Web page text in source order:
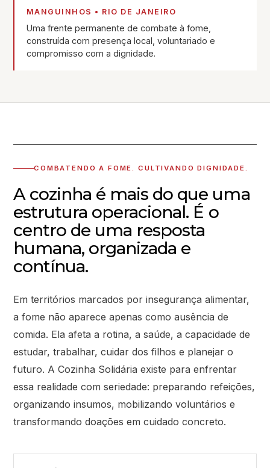
MANGUINHOS • RIO DE JANEIRO
Uma frente permanente de combate à fome,
construída com presença local, voluntariado e
compromisso com a dignidade.
COMBATENDO A FOME. CULTIVANDO DIGNIDADE.
A cozinha é mais do que uma
estrutura operacional. É o
centro de uma resposta
humana, organizada e
contínua.
Em territórios marcados por insegurança alimentar,
a fome não aparece apenas como ausência de
comida. Ela afeta a rotina, a saúde, a capacidade de
estudar, trabalhar, cuidar dos filhos e planejar o
futuro. A Cozinha Solidária existe para enfrentar
essa realidade com seriedade: preparando refeições,
organizando insumos, mobilizando voluntários e
transformando doações em cuidado concreto.